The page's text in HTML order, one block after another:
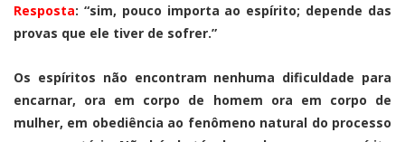
Resposta: “sim, pouco importa ao espírito; depende das
provas que ele tiver de sofrer.”
Os espíritos não encontram nenhuma dificuldade para
encarnar, ora em corpo de homem ora em corpo de
mulher, em obediência ao fenômeno natural do processo